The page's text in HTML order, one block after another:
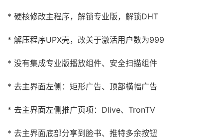
* 硬核修改主程序，解锁专业版，解锁DHT
* 解压程序UPX壳，改关于激活用户数为999
* 没有集成专业版播放组件、安全扫描组件
* 去主界面左侧：矩形广告、顶部横幅广告
* 去主界面左侧推广页项：Dlive、TronTV
* 去主界面底部分享到脸书、推特多余按钮